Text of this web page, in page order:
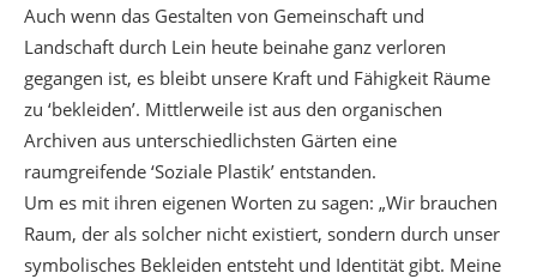
Auch wenn das Gestalten von Gemeinschaft und
Landschaft durch Lein heute beinahe ganz verloren
gegangen ist, es bleibt unsere Kraft und Fähigkeit Räume
zu ‘bekleiden’. Mittlerweile ist aus den organischen
Archiven aus unterschiedlichsten Gärten eine
raumgreifende ‘Soziale Plastik’ entstanden.
Um es mit ihren eigenen Worten zu sagen: „Wir brauchen
Raum, der als solcher nicht existiert, sondern durch unser
symbolisches Bekleiden entsteht und Identität gibt. Meine